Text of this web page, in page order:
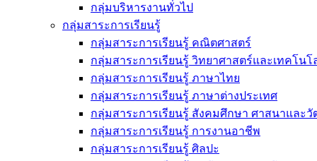
กลุ่มบริหารงานทั่วไป
กลุ่มสาระการเรียนรู้
กลุ่มสาระการเรียนรู้ คณิตศาสตร์
กลุ่มสาระการเรียนรู้ วิทยาศาสตร์และเทคโนโ
กลุ่มสาระการเรียนรู้ ภาษาไทย
กลุ่มสาระการเรียนรู้ ภาษาต่างประเทศ
กลุ่มสาระการเรียนรู้ สังคมศึกษา ศาสนาและ
กลุ่มสาระการเรียนรู้ การงานอาชีพ
กลุ่มสาระการเรียนรู้ ศิลปะ